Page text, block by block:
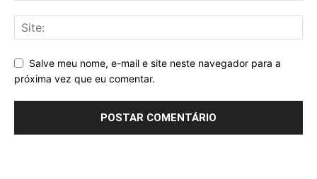
Salve meu nome, e-mail e site neste navegador para a
próxima vez que eu comentar.